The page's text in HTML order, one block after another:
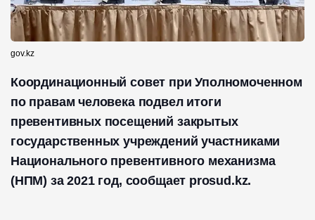
gov.kz
Координационный совет при Уполномоченном
по правам человека подвел итоги
превентивных посещений закрытых
государственных учреждений участниками
Национального превентивного механизма
(НПМ) за 2021 год, сообщает prosud.kz.